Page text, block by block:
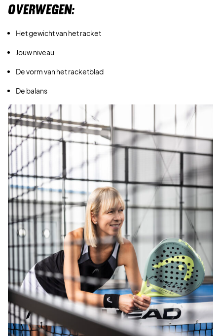
OVERWEGEN:
Het gewicht van het racket
Jouw niveau
De vorm van het racketblad
De balans